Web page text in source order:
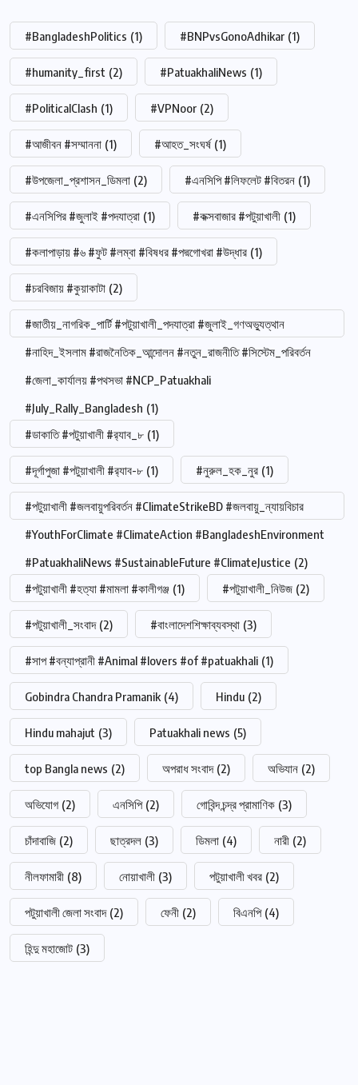
#BangladeshPolitics (1) #BNPvsGonoAdhikar (1)
#humanity_first (2) #PatuakhaliNews (1)
#PoliticalClash (1) #VPNoor (2)
#আজীবন #সম্মাননা (1) #আহত_সংঘর্ষ (1)
#উপজেলা_প্রশাসন_ডিমলা (2) #এনসিপি #লিফলেট #বিতরন (1)
#এনসিপির #জুলাই #পদযাত্রা (1) #কক্সবাজার #পটুয়াখালী (1)
#কলাপাড়ায় #৬ #ফুট #লম্বা #বিষধর #পদ্মগোখরা #উদ্ধার (1)
#চরবিজায় #কুয়াকাটা (2)
#জাতীয়_নাগরিক_পার্টি #পটুয়াখালী_পদযাত্রা #জুলাই_গণঅভ্যুত্থান
#নাহিদ_ইসলাম #রাজনৈতিক_আন্দোলন #নতুন_রাজনীতি #সিস্টেম_পরিবর্তন
#জেলা_কার্যালয় #পথসভা #NCP_Patuakhali
#July_Rally_Bangladesh (1)
#ডাকাতি #পটুয়াখালী #র‍্যাব_৮ (1)
#দূর্গাপুজা #পটুয়াখালী #র‍্যাব-৮ (1) #নুরুল_হক_নুর (1)
#পটুয়াখালী #জলবায়ুপরিবর্তন #ClimateStrikeBD #জলবায়ু_ন্যায়বিচার
#YouthForClimate #ClimateAction #BangladeshEnvironment
#PatuakhaliNews #SustainableFuture #ClimateJustice (2)
#পটুয়াখালী #হত্যা #মামলা #কালীগঞ্জ (1) #পটুয়াখালী_নিউজ (2)
#পটুয়াখালী_সংবাদ (2) #বাংলাদেশশিক্ষাব্যবস্থা (3)
#সাপ #বন্যাপ্রানী #Animal #lovers #of #patuakhali (1)
Gobindra Chandra Pramanik (4) Hindu (2)
Hindu mahajut (3) Patuakhali news (5)
top Bangla news (2) অপরাধ সংবাদ (2) অভিযান (2)
অভিযোগ (2) এনসিপি (2) গোবিন্দ চন্দ্র প্রামাণিক (3)
চাঁদাবাজি (2) ছাত্রদল (3) ডিমলা (4) নারী (2)
নীলফামারী (8) নোয়াখালী (3) পটুয়াখালী খবর (2)
পটুয়াখালী জেলা সংবাদ (2) ফেনী (2) বিএনপি (4)
হিন্দু মহাজোট (3)